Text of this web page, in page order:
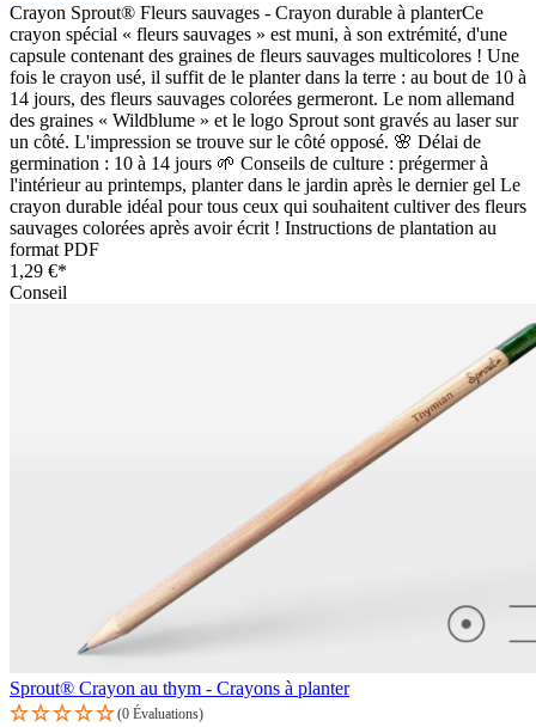
Crayon Sprout® Fleurs sauvages - Crayon durable à planterCe
crayon spécial « fleurs sauvages » est muni, à son extrémité, d'une
capsule contenant des graines de fleurs sauvages multicolores ! Une
fois le crayon usé, il suffit de le planter dans la terre : au bout de 10 à
14 jours, des fleurs sauvages colorées germeront. Le nom allemand
des graines « Wildblume » et le logo Sprout sont gravés au laser sur
un côté. L'impression se trouve sur le côté opposé. 🌸 Délai de
germination : 10 à 14 jours 🌱 Conseils de culture : prégermer à
l'intérieur au printemps, planter dans le jardin après le dernier gel Le
crayon durable idéal pour tous ceux qui souhaitent cultiver des fleurs
sauvages colorées après avoir écrit ! Instructions de plantation au
format PDF
1,29 €*
Conseil
Sprout® Crayon au thym - Crayons à planter
(0 Évaluations)